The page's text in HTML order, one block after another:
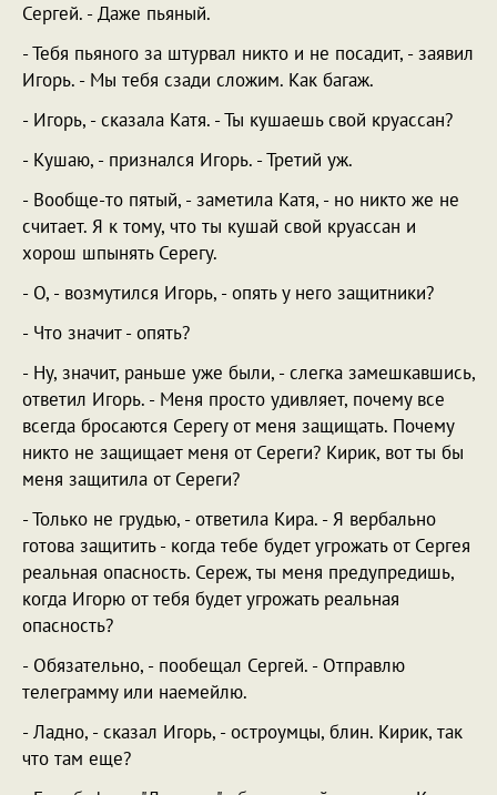
Сергей. - Даже пьяный.
- Тебя пьяного за штурвал никто и не посадит, - заявил
Игорь. - Мы тебя сзади сложим. Как багаж.
- Игорь, - сказала Катя. - Ты кушаешь свой круассан?
- Кушаю, - признался Игорь. - Третий уж.
- Вообще-то пятый, - заметила Катя, - но никто же не
считает. Я к тому, что ты кушай свой круассан и
хорош шпынять Серегу.
- О, - возмутился Игорь, - опять у него защитники?
- Что значит - опять?
- Ну, значит, раньше уже были, - слегка замешкавшись,
ответил Игорь. - Меня просто удивляет, почему все
всегда бросаются Серегу от меня защищать. Почему
никто не защищает меня от Сереги? Кирик, вот ты бы
меня защитила от Сереги?
- Только не грудью, - ответила Кира. - Я вербально
готова защитить - когда тебе будет угрожать от Сергея
реальная опасность. Сереж, ты меня предупредишь,
когда Игорю от тебя будет угрожать реальная
опасность?
- Обязательно, - пообещал Сергей. - Отправлю
телеграмму или наемейлю.
- Ладно, - сказал Игорь, - остроумцы, блин. Кирик, так
что там еще?